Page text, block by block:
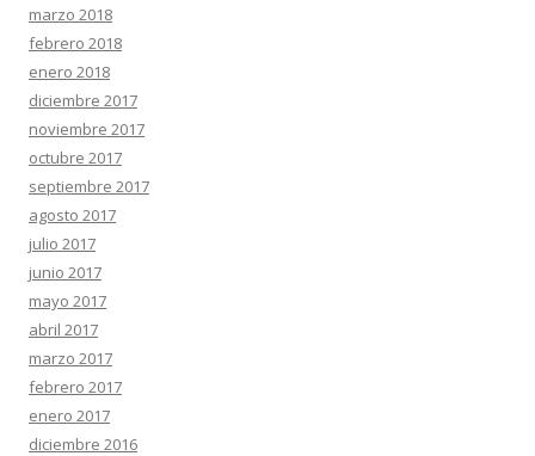
marzo 2018
febrero 2018
enero 2018
diciembre 2017
noviembre 2017
octubre 2017
septiembre 2017
agosto 2017
julio 2017
junio 2017
mayo 2017
abril 2017
marzo 2017
febrero 2017
enero 2017
diciembre 2016